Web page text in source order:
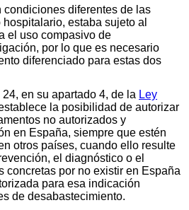
condiciones diferentes de las
estaba sujeto al
el uso compasivo de
por lo que es necesario
diferenciado para estas dos
en su apartado 4, de la Ley
la posibilidad de autorizar
no autorizados y
en España, siempre que estén
otros países, cuando ello resulte
el diagnóstico o el
concretas por no existir en España
para esa indicación
de desabastecimiento.